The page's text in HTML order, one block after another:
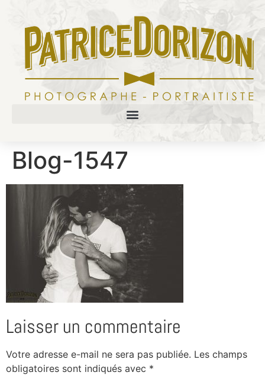
Blog-1547
Laisser un commentaire
Votre adresse e-mail ne sera pas publiée. Les champs
obligatoires sont indiqués avec *